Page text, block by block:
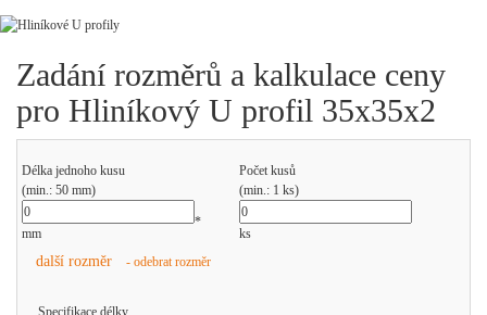
Zadání rozměrů a kalkulace ceny
pro Hliníkový U profil 35x35x2
Délka jednoho kusu
(min.: 50 mm)
Počet kusů
(min.: 1 ks)
mm
*
ks
další rozměr - odebrat rozměr
Specifikace délky